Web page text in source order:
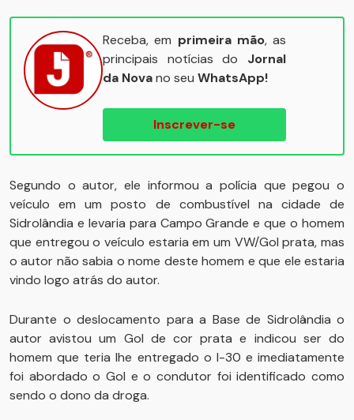
Receba, em primeira mão, as
principais notícias do Jornal
da Novano seu WhatsApp!
Inscrever-se
Segundo o autor, ele informou a polícia que pegou o
veículo em um posto de combustível na cidade de
Sidrolândia e levaria para Campo Grande e que o homem
que entregou o veículo estaria em um VW/Gol prata, mas
o autor não sabia o nome deste homem e que ele estaria
vindo logo atrás do autor.
Durante o deslocamento para a Base de Sidrolândia o
autor avistou um Gol de cor prata e indicou ser do
homem que teria lhe entregado o I-30 e imediatamente
foi abordado o Gol e o condutor foi identificado como
sendo o dono da droga.